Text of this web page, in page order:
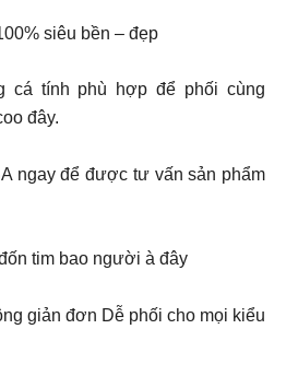
siêu bền – đẹp
cá tính phù hợp để phối cùng
đây.
ngay để được tư vấn sản phẩm
tim bao người à đây
giản đơn Dễ phối cho mọi kiểu